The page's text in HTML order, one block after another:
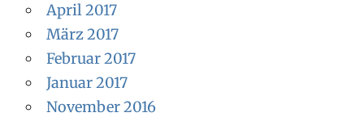
April 2017
März 2017
Februar 2017
Januar 2017
November 2016